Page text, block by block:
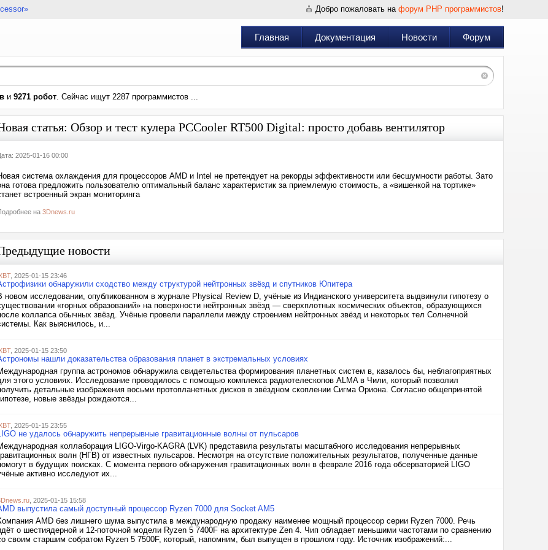
Добро пожаловать на форум PHP программистов!
Главная Документация Новости Форум
и 9271 робот. Сейчас ищут 2287 программистов ...
статья: Обзор и тест кулера PCCooler RT500 Digital: просто добавь вентилятор
2025-01-16 00:00
система охлаждения для процессоров AMD и Intel не претендует на рекорды эффективности или бесшумности работы. Зато
готова предложить пользователю оптимальный баланс характеристик за приемлемую стоимость, а «вишенкой на тортике»
встроенный экран мониторинга
на 3Dnews.ru
новости
, 2025-01-15 23:46
обнаружили сходство между структурой нейтронных звёзд и спутников Юпитера
новом исследовании, опубликованном в журнале Physical Review D, учёные из Индианского университета выдвинули гипотезу о
«горных образований» на поверхности нейтронных звёзд — сверхплотных космических объектов, образующихся
коллапса обычных звёзд. Учёные провели параллели между строением нейтронных звёзд и некоторых тел Солнечной
Как выяснилось, и...
, 2025-01-15 23:50
нашли доказательства образования планет в экстремальных условиях
группа астрономов обнаружила свидетельства формирования планетных систем в, казалось бы, неблагоприятных
этого условиях. Исследование проводилось с помощью комплекса радиотелескопов ALMA в Чили, который позволил
детальные изображения восьми протопланетных дисков в звёздном скоплении Сигма Ориона. Согласно общепринятой
новые звёзды рождаются...
, 2025-01-15 23:55
не удалось обнаружить непрерывные гравитационные волны от пульсаров
коллаборация LIGO-Virgo-KAGRA (LVK) представила результаты масштабного исследования непрерывных
волн (НГВ) от известных пульсаров. Несмотря на отсутствие положительных результатов, полученные данные
в будущих поисках. С момента первого обнаружения гравитационных волн в феврале 2016 года обсерваторией LIGO
активно исследуют их...
, 2025-01-15 15:58
выпустила самый доступный процессор Ryzen 7000 для Socket AM5
AMD без лишнего шума выпустила в международную продажу наименее мощный процессор серии Ryzen 7000. Речь
о шестиядерной и 12-поточной модели Ryzen 5 7400F на архитектуре Zen 4. Чип обладает меньшими частотами по сравнению
своим старшим собратом Ryzen 5 7500F, который, напомним, был выпущен в прошлом году. Источник изображений:...